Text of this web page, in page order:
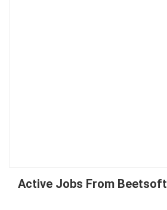
Active Jobs From Beetsoft